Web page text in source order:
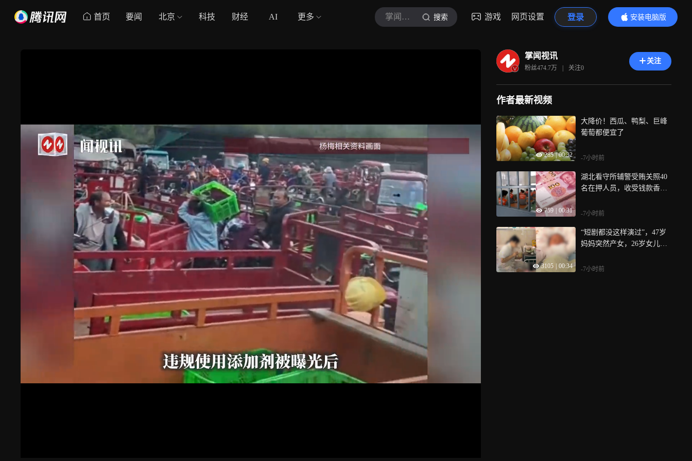
首页 要闻 北京 科技 财经 AI 更多 掌闻视讯 搜索 游戏 网页设置 登录
安装电脑版
内容更精彩
掌闻视讯
粉丝474.7万 | 关注0
关注
作者最新视频
285 | 00:32
大降价！西瓜、鸭梨、巨峰
葡萄都便宜了
-7小时前
759 00:31
湖北看守所辅警受贿关照40
名在押人员，收受钱款香烟
-7小时前
3105 00:34
“短剧都没这样演过”，47岁
妈妈突然产女，26岁女儿震
-7小时前